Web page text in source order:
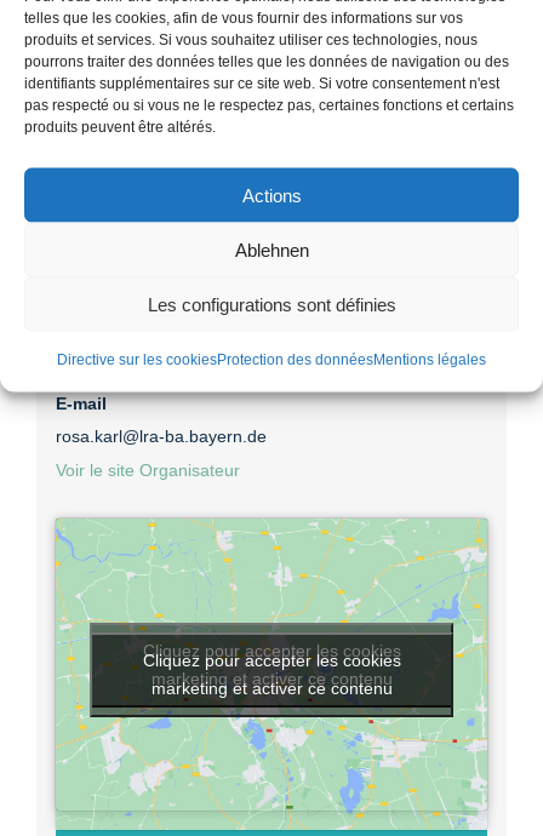
telles que les cookies, afin de vous fournir des informations sur vos
produits et services. Si vous souhaitez utiliser ces technologies, nous
pourrons traiter des données telles que les données de navigation ou des
identifiants supplémentaires sur ce site web. Si votre consentement n'est
pas respecté ou si vous ne le respectez pas, certaines fonctions et certains
produits peuvent être altérés.
Actions
Ablehnen
Les configurations sont définies
Directive sur les cookiesProtection des donnéesMentions légales
Gratuit à €9
Catégories d’Évènement:
cisterscapes,Ebrach,Guide, partenaire
Site web :
KLOSTERlandschaftEBRACH (paysage du monastère)
095185721
E-mail
rosa.karl@lra-ba.bayern.de
Voir le site Organisateur
Cliquez pour accepter les cookies
marketing et activer ce contenu
Cliquez pour accepter les cookies
marketing et activer ce contenu